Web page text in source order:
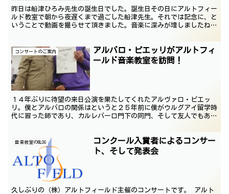
昨日は船津ひろみ先生の誕生日でした。誕生日その日にアルトフィー
ルド教室で朝から夜遅くまで過ごした船津先生。それでは記念に、と
いうことで動画を撮らせて頂きました。音楽に深みが増しましたね！
コンサートのご案内
アルバロ・ピエッリがアルトフィ
ールド音楽教室を訪問！
１４年ぶりに待望の来日公演を果たしてくれたアルヴァロ・ピエッ
リ。僕とアルバロの関係はというと２５年前に僕がウルグアイ留学時
代に習った師であり、カルレバーロ門下の同門、そして友人でもある
音楽教室のBLOG
コンクール入賞者によるコンサー
ト、そして発表会
久しぶりの（株）アルトフィールド主催のコンサートです。 アルト